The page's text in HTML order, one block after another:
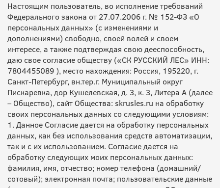
Настоящим пользователь, во исполнение требований
Федерального закона от 27.07.2006 г. № 152-ФЗ «О
персональных данных» (с изменениями и
дополнениями) свободно, своей волей и своем
интересе, а также подтверждая свою дееспособность,
даю свое согласие обществу («СК РУССКИЙ ЛЕС» ИНН:
7804455089 ), место нахождения: Россия, 195220, г.
Санкт-Петербург, вн.тер.г. Муниципальный округ
Пискаревка, дор Кушелевская, д. 3, к. 3, Литера А (далее
– Общество), сайт Общества: skrusles.ru на обработку
своих персональных данных со следующими условиям:
1. Данное Согласие дается на обработку персональных
данных, как без использования средств автоматизации,
так и с их использованием. Согласие дается на
обработку следующих моих персональных данных:
фамилия, имя, отчество; номер телефона (домашний/
сотовый); электронная почта; пользовательские данные